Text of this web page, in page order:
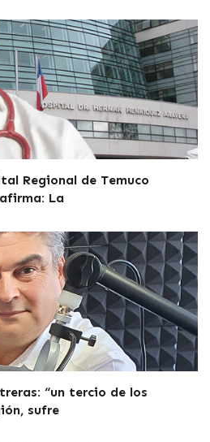
Regional de Temuco
La
“un tercio de los
sufre